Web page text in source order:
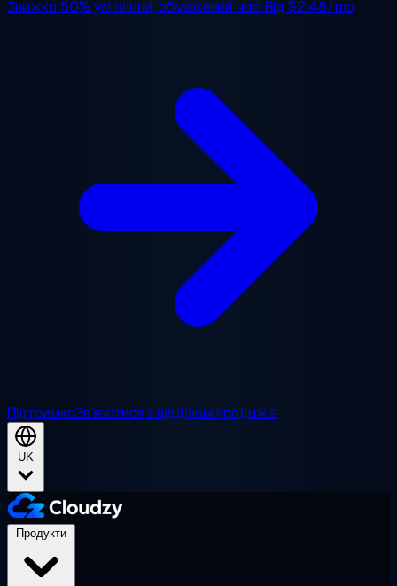
Знижка 50% усі плани, обмежений час. Від$2.48/mo
ПідтримкаЗв'язатися з відділом продажів
UK